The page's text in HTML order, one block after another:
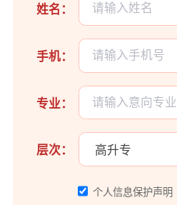
姓名：
手机：
专业：
层次：
个人信息保护声明